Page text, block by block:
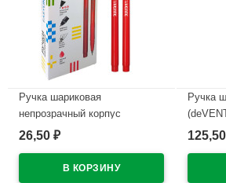
Ручка шариковая
непрозрачный корпус
(deVENTE) Простые линии
игла красный корпус
арт.5073628
26,50 ₽
Ручка
(Pulsar)
125,50